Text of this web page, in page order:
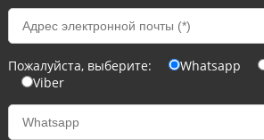
Пожалуйста, выберите: Whatsapp
Viber